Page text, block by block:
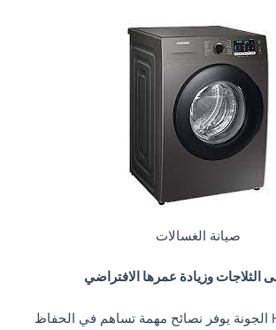
صيانة الغسالات
الثلاجات وزيادة عمرها الافتراضي
مركز صيانة Hitachi الجونة يوفر نصائح مهمة تساهم في الحفاظ